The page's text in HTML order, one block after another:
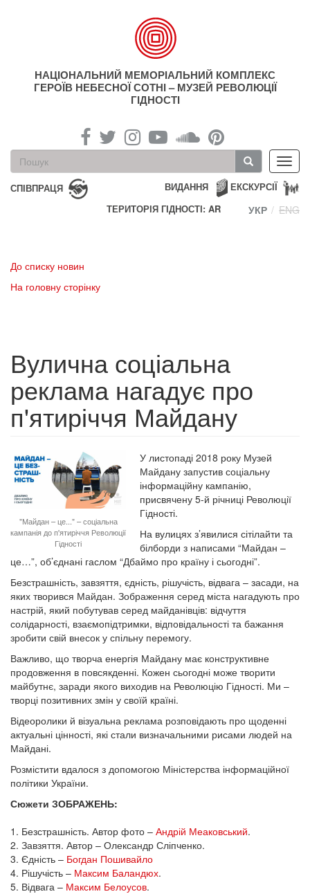
НАЦІОНАЛЬНИЙ МЕМОРІАЛЬНИЙ КОМПЛЕКС
ГЕРОЇВ НЕБЕСНОЇ СОТНІ – МУЗЕЙ РЕВОЛЮЦІЇ
ГІДНОСТІ
Пошукова
форма
Пошук
СПІВПРАЦЯ ЕКСКУРСІЇ
ВИДАННЯ
ТЕРИТОРІЯ ГІДНОСТІ: AR
УКР ENG
До списку новин
На головну сторінку
Вулична соціальна
реклама нагадує про
п'ятиріччя Майдану
"Майдан – це..." – соціальна
кампанія до п'ятиріччя Революції
Гідності
У листопаді 2018 року Музей
Майдану запустив соціальну
інформаційну кампанію,
присвячену 5-й річниці Революції
Гідності.
На вулицях з’явилися сітілайти та
білборди з написами “Майдан –
це…”, об’єднані гаслом “Дбаймо про країну і сьогодні”.
Безстрашність, завзяття, єдність, рішучість, відвага – засади, на
яких творився Майдан. Зображення серед міста нагадують про
настрій, який побутував серед майданівців: відчуття
солідарності, взаємопідтримки, відповідальності та бажання
зробити свій внесок у спільну перемогу.
Важливо, що творча енергія Майдану має конструктивне
продовження в повсякденні. Кожен сьогодні може творити
майбутнє, заради якого виходив на Революцію Гідності. Ми –
творці позитивних змін у своїй країні.
Відеоролики й візуальна реклама розповідають про щоденні
актуальні цінності, які стали визначальними рисами людей на
Майдані.
Розмістити вдалося з допомогою Міністерства інформаційної
політики України.
Сюжети ЗОБРАЖЕНЬ:
1. Безстрашність. Автор фото – Андрій Меаковський.
2. Завзяття. Автор – Олександр Сліпченко.
3. Єдність – Богдан Пошивайло
4. Рішучість – Максим Баландюх.
5. Відвага – Максим Белоусов.